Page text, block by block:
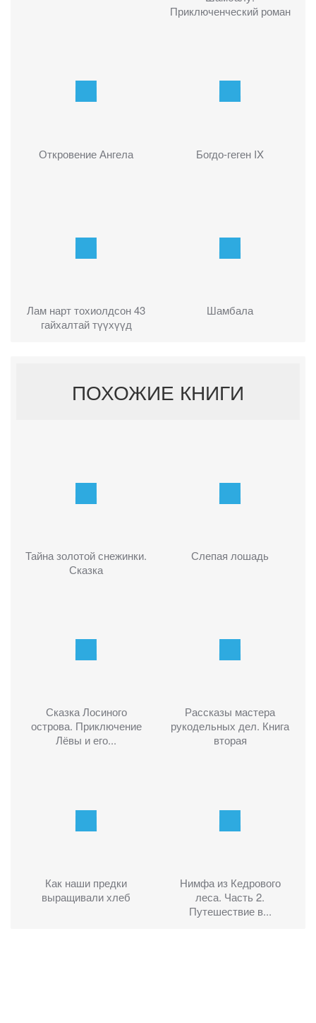
Приключенческий роман
Откровение Ангела Богдо-геген IX
Лам нарт тохиолдсон 43
гайхалтай түүхүүд
Шамбала
ПОХОЖИЕ КНИГИ
Тайна золотой снежинки.
Сказка
Слепая лошадь
Сказка Лосиного
острова. Приключение
Лёвы и его...
Рассказы мастера
рукодельных дел. Книга
вторая
Как наши предки
выращивали хлеб
Нимфа из Кедрового
леса. Часть 2.
Путешествие в...